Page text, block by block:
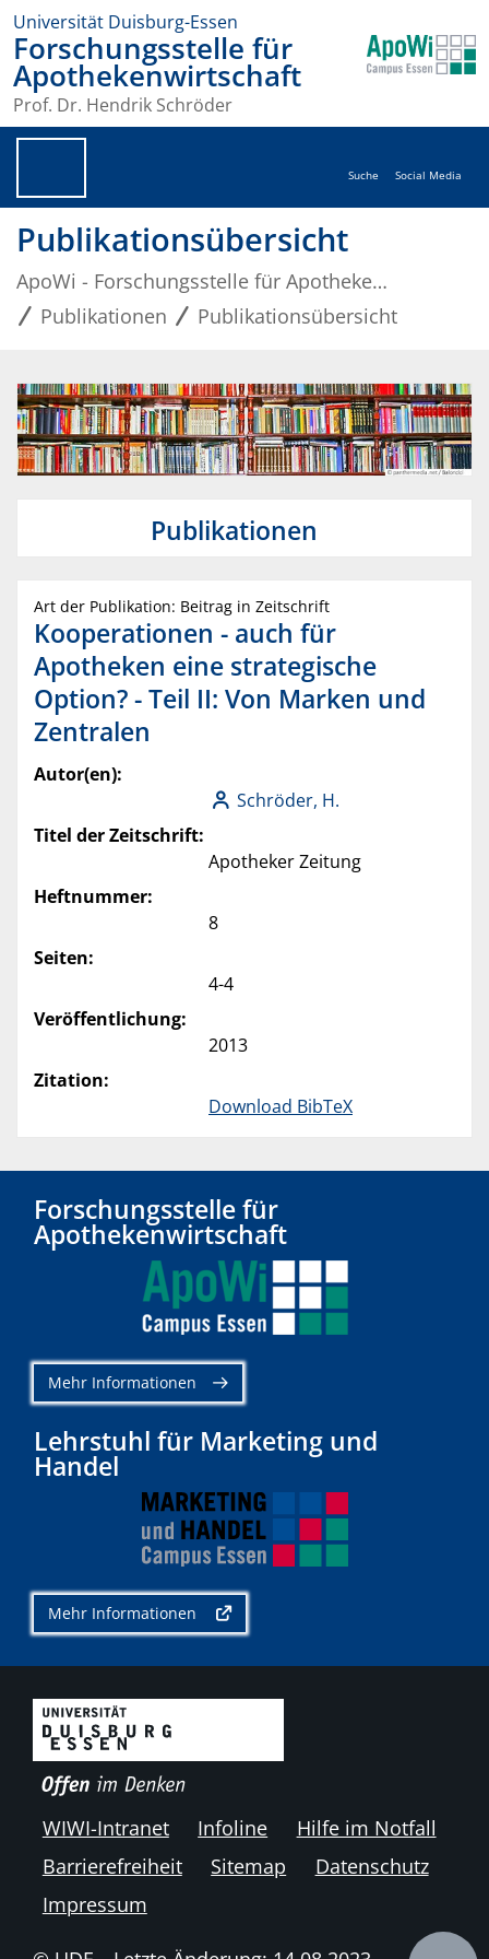
Universität Duisburg-Essen
Forschungsstelle für
Apothekenwirtschaft
Prof. Dr. Hendrik Schröder
Suche Social Media
Publikationsübersicht
ApoWi - Forschungsstelle für Apothekenwirtschaft
Publikationen
Publikationsübersicht
Publikationen
Art der Publikation: Beitrag in Zeitschrift
Kooperationen - auch für
Apotheken eine strategische
Option? - Teil II: Von Marken und
Zentralen
Autor(en):
Schröder, H.
Titel der Zeitschrift:
Apotheker Zeitung
Heftnummer:
8
Seiten:
4-4
Veröffentlichung:
2013
Zitation:
Download BibTeX
Forschungsstelle für
Apothekenwirtschaft
Mehr Informationen
Lehrstuhl für Marketing und
Handel
Mehr Informationen
WIWI-Intranet Infoline
Hilfe im Notfall
Barrierefreiheit
Sitemap
Datenschutz
Impressum